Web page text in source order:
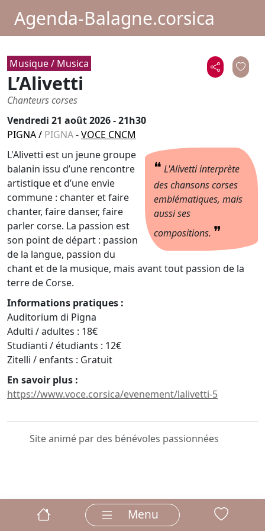
Agenda-Balagne.corsica
Musique / Musica
L’Alivetti
Chanteurs corses
Vendredi 21 août 2026 - 21h30
PIGNA/ PIGNA-VOCE CNCM
❝ L'Alivetti interprète
des chansons corses
emblématiques, mais
aussi ses
compositions. ❞
L'Alivetti est un jeune groupe
balanin issu d’une rencontre
artistique et d’une envie
commune : chanter et faire
chanter, faire danser, faire
parler corse. La passion est
son point de départ : passion
de la langue, passion du
chant et de la musique, mais avant tout passion de la
terre de Corse.
Informations pratiques :
Auditorium di Pigna
Adulti / adultes : 18€
Studianti / étudiants : 12€
Zitelli / enfants : Gratuit
En savoir plus :
https://www.voce.corsica/evenement/lalivetti-5
Site animé par des bénévoles passionnées
Menu